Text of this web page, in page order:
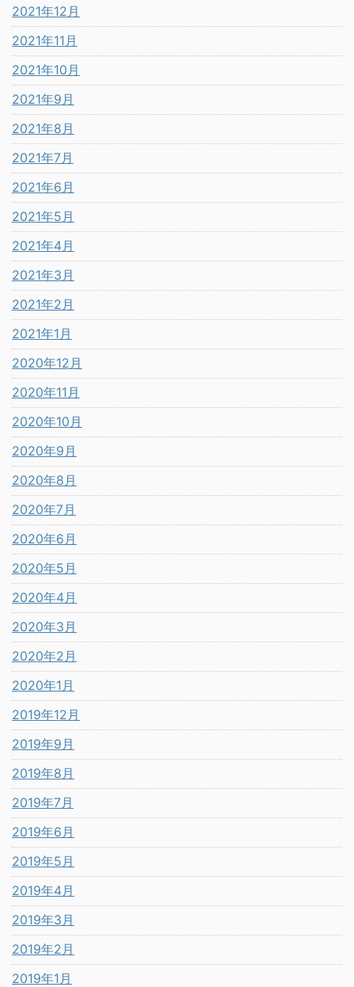
2021年12月
2021年11月
2021年10月
2021年9月
2021年8月
2021年7月
2021年6月
2021年5月
2021年4月
2021年3月
2021年2月
2021年1月
2020年12月
2020年11月
2020年10月
2020年9月
2020年8月
2020年7月
2020年6月
2020年5月
2020年4月
2020年3月
2020年2月
2020年1月
2019年12月
2019年9月
2019年8月
2019年7月
2019年6月
2019年5月
2019年4月
2019年3月
2019年2月
2019年1月